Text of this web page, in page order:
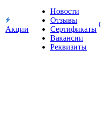
Акции
Новости
Отзывы
Сертификаты
Вакансии
Реквизиты